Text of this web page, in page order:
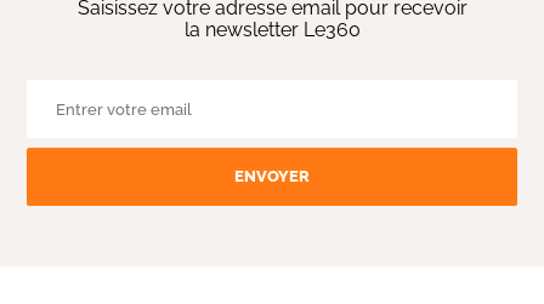
Saisissez votre adresse email pour recevoir
la newsletter Le360
ENVOYER